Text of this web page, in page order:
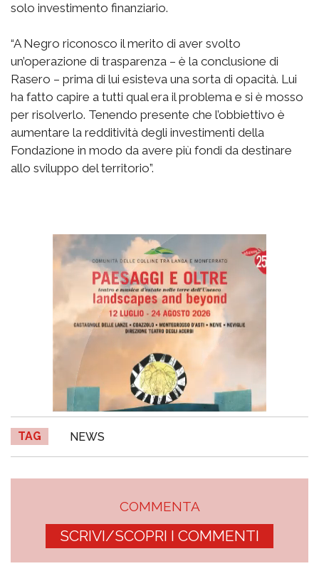
solo investimento finanziario.
“A Negro riconosco il merito di aver svolto
un’operazione di trasparenza – è la conclusione di
Rasero – prima di lui esisteva una sorta di opacità. Lui
ha fatto capire a tutti qual era il problema e si è mosso
per risolverlo. Tenendo presente che l’obbiettivo è
aumentare la redditività degli investimenti della
Fondazione in modo da avere più fondi da destinare
allo sviluppo del territorio”.
TAG NEWS
COMMENTA
SCRIVI/SCOPRI I COMMENTI